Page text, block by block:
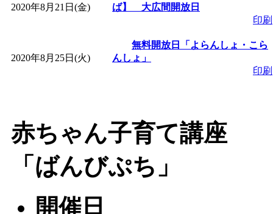
2020年8月21日(金)
ば】 大広間開放日
印刷
2020年8月25日(火)
無料開放日「よらんしょ・こら
んしょ」
印刷
赤ちゃん子育て講座
「ばんびぷち」
開催日